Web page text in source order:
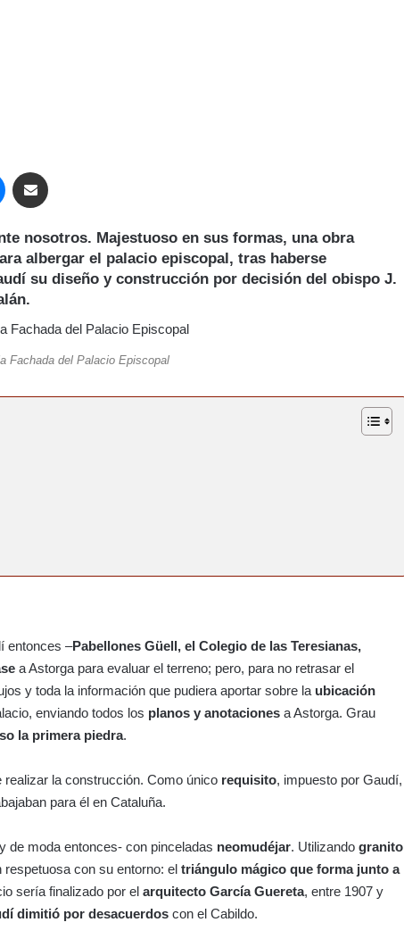
Messenger
nosotros. Majestuoso en sus formas, una obra
albergar el palacio episcopal , tras haberse
su diseño y construcción por decisión del obispo J.
Fachada del Palacio Episcopal
entonces –Pabellones Güell, el Colegio de las Teresianas,
a Astorga para evaluar el terreno; pero, para no retrasar el
y toda la información que pudiera aportar sobre la ubicación
enviando todos los planos y anotaciones a Astorga. Grau
la primera piedra.
la construcción. Como único requisito, impuesto por Gaudí,
para él en Cataluña.
de moda entonces- con pinceladas neomudéjar. Utilizando granito
con su entorno: el triángulo mágico que forma junto a
sería finalizado por el arquitecto García Guereta, entre 1907 y
dimitió por desacuerdos con el Cabildo.